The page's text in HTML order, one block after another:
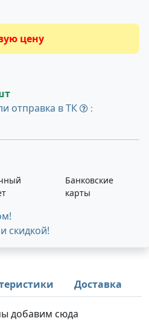
Получить оптовую цену
отправка в ТК
:
Банковские
карты
скидкой!
Доставка
добавим сюда